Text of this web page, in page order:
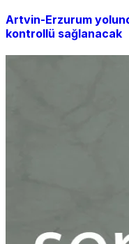
Artvin-Erzurum
kontrollü sağlanacak